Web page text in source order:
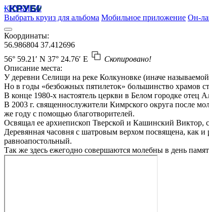
КРУБИСС
Выбрать круиз для альбома Мобильное приложение Он-
Координаты:
56.986804 37.412696
56° 59.21′ N 37° 24.76′ E
Скопировано!
Описание места:
У деревни Селищи на реке Колкуновке (иначе
Но в годы «безбожных пятилеток» большинство храмов
В конце 1980-х настоятель церкви в Белом городке отец
В 2003 г. священнослужители Кимрского округа после
же году с помощью благотворителей.
Освящал ее архиепископ Тверской и Кашинский Виктор,
Деревянная часовня с шатровым верхом посвящена, как
равноапостольный.
Так же здесь ежегодно совершаются молебны в день